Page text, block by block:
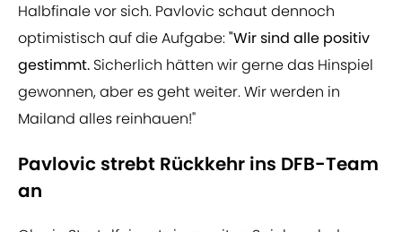
Halbfinale vor sich. Pavlovic schaut dennoch
optimistisch auf die Aufgabe:"Wir sind alle positiv
gestimmt. Sicherlich hätten wir gerne das Hinspiel
gewonnen, aber es geht weiter. Wir werden in
Mailand alles reinhauen!"
Pavlovic strebt Rückkehr ins DFB-Team
an